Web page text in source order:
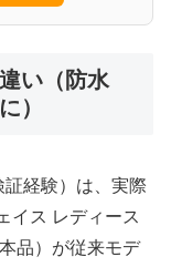
い（防水
）
証経験）は、実際
イス レディース
品）が従来モデ